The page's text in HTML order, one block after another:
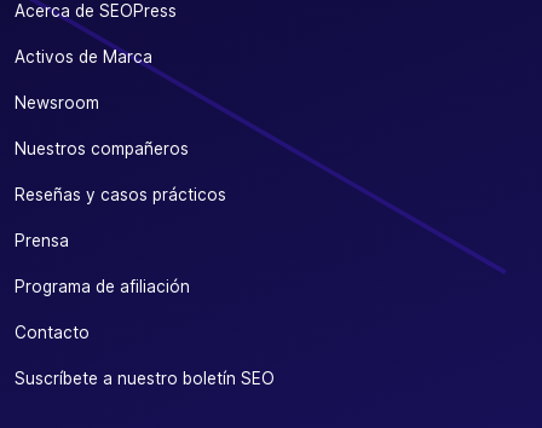
Acerca de SEOPress
Activos de Marca
Newsroom
Nuestros compañeros
Reseñas y casos prácticos
Prensa
Programa de afiliación
Contacto
Suscríbete a nuestro boletín SEO